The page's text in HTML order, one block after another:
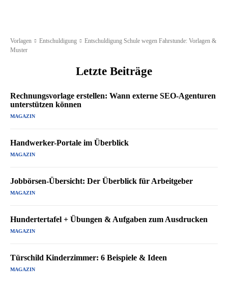
Vorlagen Entschuldigung
Entschuldigung Schule wegen Fahrstunde: Vorlagen &
Muster
Letzte Beiträge
Rechnungsvorlage erstellen: Wann externe SEO-Agenturen
unterstützen können
MAGAZIN
Handwerker-Portale im Überblick
MAGAZIN
Jobbörsen-Übersicht: Der Überblick für Arbeitgeber
MAGAZIN
Hundertertafel + Übungen & Aufgaben zum Ausdrucken
MAGAZIN
Türschild Kinderzimmer: 6 Beispiele & Ideen
MAGAZIN